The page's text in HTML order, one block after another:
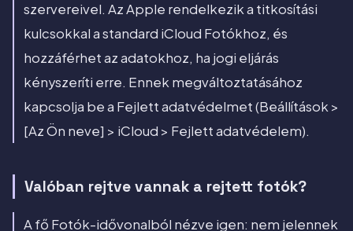
szervereivel. Az Apple rendelkezik a titkosítási
kulcsokkal a standard iCloud Fotókhoz, és
hozzáférhet az adatokhoz, ha jogi eljárás
kényszeríti erre. Ennek megváltoztatásához
kapcsolja be a Fejlett adatvédelmet (Beállítások >
[Az Ön neve] > iCloud > Fejlett adatvédelem).
Valóban rejtve vannak a rejtett fotók?
A fő Fotók-idővonalból nézve igen: nem jelennek